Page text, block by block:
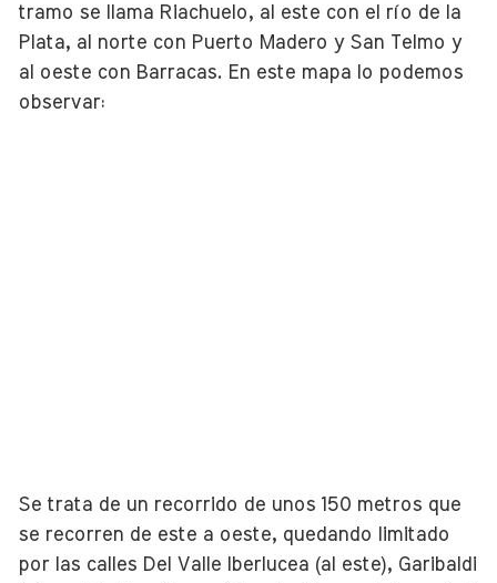
tramo se llama Riachuelo, al este con el río de la
Plata, al norte con Puerto Madero y San Telmo y
al oeste con Barracas. En este mapa lo podemos
observar:
Se trata de un recorrido de unos 150 metros que
se recorren de este a oeste, quedando limitado
por las calles Del Valle Iberlucea (al este), Garibaldi